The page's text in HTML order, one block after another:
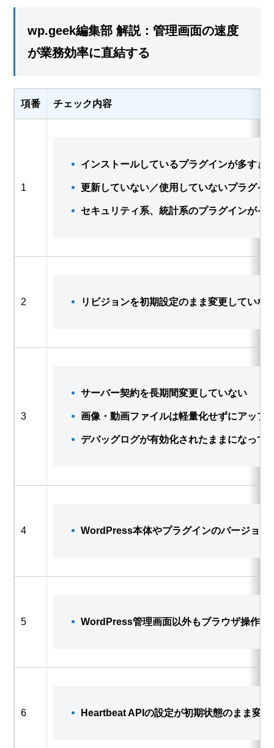
wp.geek編集部 解説：管理画面の速度
が業務効率に直結する
項番 チェック内容
1
インストールしているプラグインが多すぎ
更新していない／使用していないプラグイ
セキュリティ系、統計系のプラグインがイ
2 リビジョンを初期設定のまま変更していな
3
サーバー契約を長期間変更していない
画像・動画ファイルは軽量化せずにアップ
デバッグログが有効化されたままになって
4 WordPress本体やプラグインのバージョ
5 WordPress管理画面以外もブラウザ操作が
6 Heartbeat APIの設定が初期状態のまま変